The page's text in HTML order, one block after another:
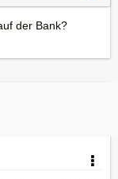
der Bank?